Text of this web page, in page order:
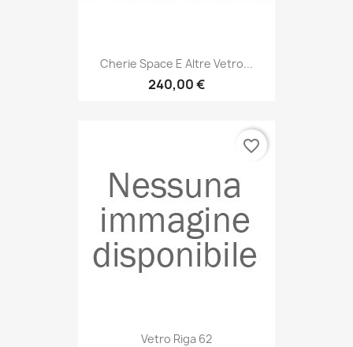
Cherie Space E Altre Vetro...
240,00 €
Vetro Riga 62
favorite_border